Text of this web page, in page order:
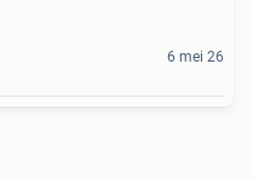
6 mei 26